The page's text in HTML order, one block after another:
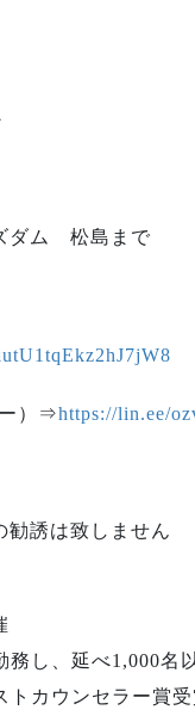
ダム 松島まで
）⇒https://lin.ee/
誘は致しません
し、延べ1,000名
カウンセラー賞受